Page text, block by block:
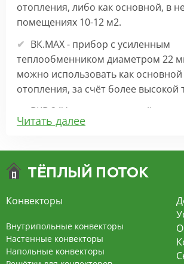
отопления, либо как основной, в
помещениях 10-12 м2.
ВК.МАХ - прибор с усиленным
теплообменником диаметром 22
можно использовать как
отопления, за счёт более высокой
ВКВ 24V – внутрипольный
отопления с вентилятором на 24В
экономит электроэнергию и
конвекцией на 220В. За счет
вентилятора создает
конвекцию, что позволяет
помещения большой площади.
Читать далее
Конвекторы
Внутрипольные конвекторы
Настенные конвекторы
Напольные конвекторы